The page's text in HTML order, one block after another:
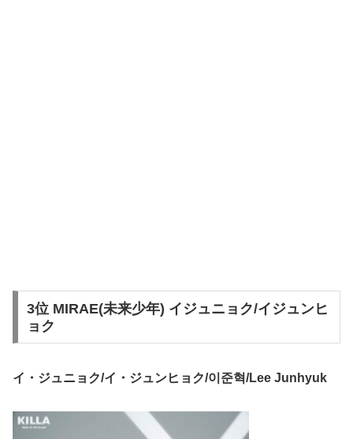
3位 MIRAE(未来少年) イジュニョク/イジュンヒ
ョク
イ・ジュニョク/イ・ジュンヒョク/이준혁/Lee Junhyuk